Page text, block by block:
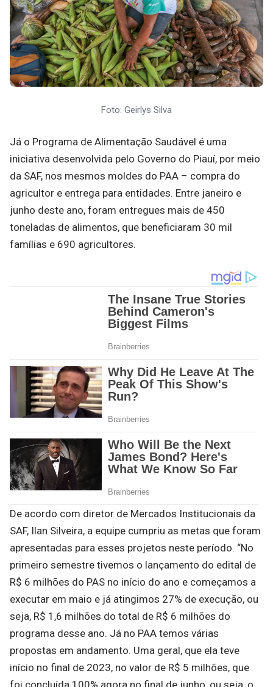
Foto: Geirlys Silva
Já o Programa de Alimentação Saudável é uma
iniciativa desenvolvida pelo Governo do Piauí, por meio
da SAF, nos mesmos moldes do PAA – compra do
agricultor e entrega para entidades. Entre janeiro e
junho deste ano, foram entregues mais de 450
toneladas de alimentos, que beneficiaram 30 mil
famílias e 690 agricultores.
De acordo com diretor de Mercados Institucionais da
SAF, Ilan Silveira, a equipe cumpriu as metas que foram
apresentadas para esses projetos neste período. “No
primeiro semestre tivemos o lançamento do edital de
R$ 6 milhões do PAS no início do ano e começamos a
executar em maio e já atingimos 27% de execução, ou
seja, R$ 1,6 milhões do total de R$ 6 milhões do
programa desse ano. Já no PAA temos várias
propostas em andamento. Uma geral, que ela teve
início no final de 2023, no valor de R$ 5 milhões, que